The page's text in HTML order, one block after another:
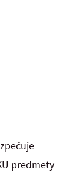
predmety